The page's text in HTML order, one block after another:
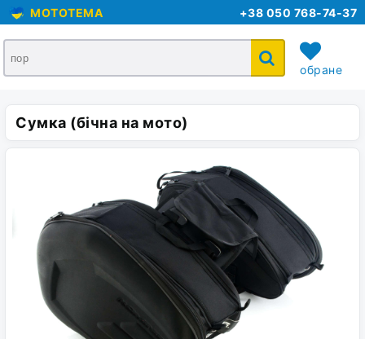
MOTOTEMA +38 050 768-74-37
обране
Сумка (бічна на мото)